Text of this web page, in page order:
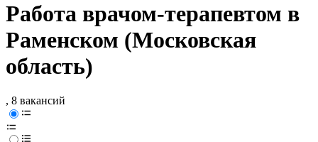
Работа врачом-терапевтом в
Раменском (Московская
область)
, 8 вакансий